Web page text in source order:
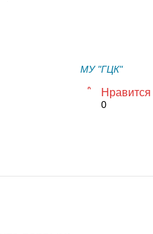
МУ "ГЦК"
Нравится
0